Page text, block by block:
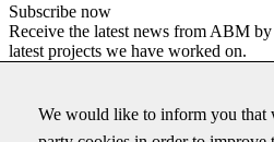
Subscribe now
Receive the latest news from ABM
latest projects we have worked on.
We would like to inform you that